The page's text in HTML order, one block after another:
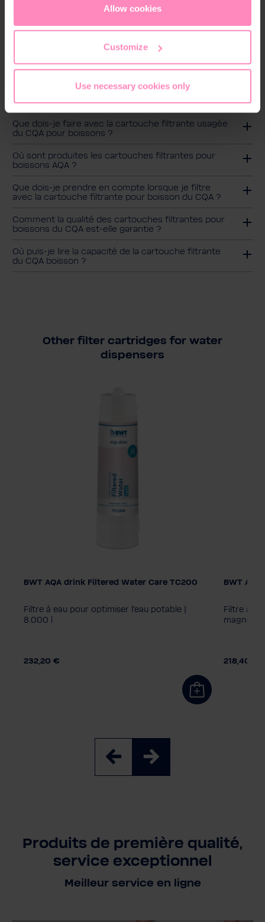
only allow necessary cookies
access and change your chosen setting at any time in
Allow cookies
Customize
Use necessary cookies only
cartouches filtrantes pour boissons du CQA ?
Dois-je couper l'alimentation en eau lors du
remplacement de la cartouche du filtre à boisson
Combien de temps puis-je utiliser la cartouche
filtrante pour boisson du CQA ?
Les matériaux à partir desquels les cartouches
sont-ils exempts de BPA (bisphénol-A) ?
Que dois-je faire avec la cartouche filtrante usagée
du CQA pour boissons ?
Où sont produites les cartouches filtrantes pour
boissons AQA ?
Que dois-je prendre en compte lorsque je filtre
avec la cartouche filtrante pour boisson du CQA ?
Comment la qualité des cartouches filtrantes pour
boissons du CQA est-elle garantie ?
Où puis-je lire la capacité de la cartouche filtrante
du CQA boisson ?
Other filter cartridges for water
dispensers
BWT AQA drink Filtered Water Care TC200
Filtre à eau pour optimiser l'eau potable |
8.000 l
232,20 €
AQA
BWT
Filtre à
218,40 €
Produits de première qualité,
service exceptionnel
Meilleur service en ligne